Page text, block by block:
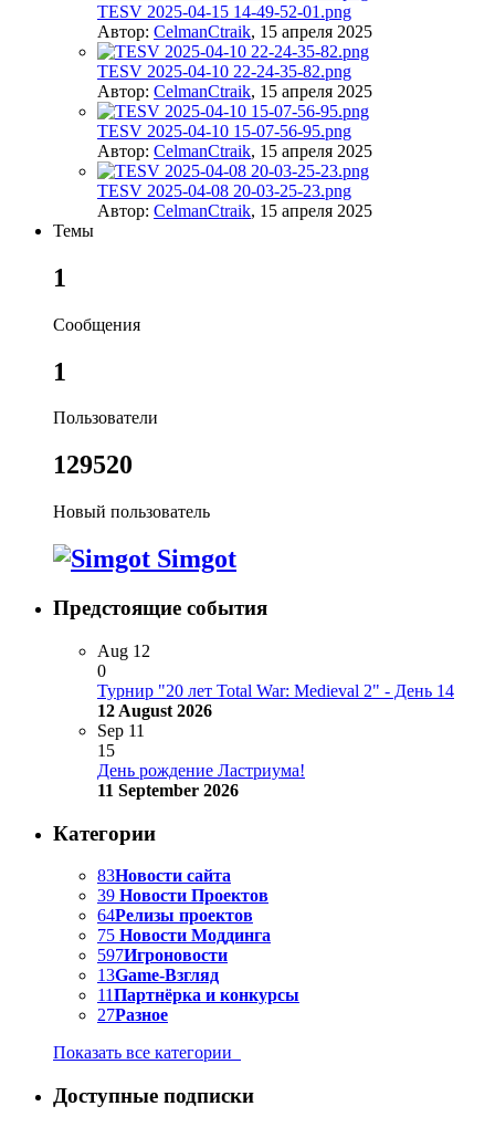
TESV 2025-04-15 14-49-52-01.png
Автор: CelmanCtraik, 15 апреля 2025
TESV 2025-04-10 22-24-35-82.png
Автор: CelmanCtraik, 15 апреля 2025
TESV 2025-04-10 15-07-56-95.png
Автор: CelmanCtraik, 15 апреля 2025
TESV 2025-04-08 20-03-25-23.png
Автор: CelmanCtraik, 15 апреля 2025
Темы
1
Сообщения
1
Пользователи
129520
Новый пользователь
Simgot
Предстоящие события
Aug 12
0
Турнир "20 лет Total War: Medieval 2" - День 14
12 August 2026
Sep 11
15
День рождение Ластриума!
11 September 2026
Категории
83Новости сайта
39 Новости Проектов
64Релизы проектов
75 Новости Моддинга
597Игроновости
13Game-Взгляд
11Партнёрка и конкурсы
27Разное
Показать все категории
Доступные подписки